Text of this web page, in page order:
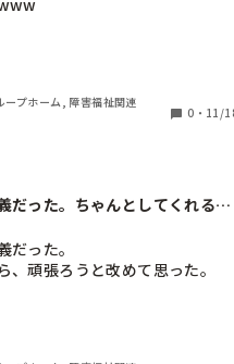
プホーム, 障害福祉関連
0 ・ 11/
だった。ちゃんとしてくれる人
った。
頑張ろうと改めて思った。
てけないわ…